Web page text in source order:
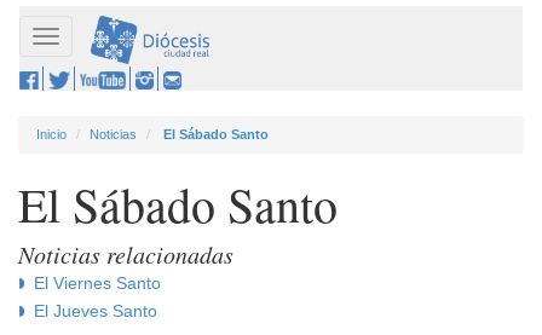
Toggle
navigation
Inicio Noticias El Sábado Santo
El Sábado Santo
Noticias relacionadas
El Viernes Santo
El Jueves Santo